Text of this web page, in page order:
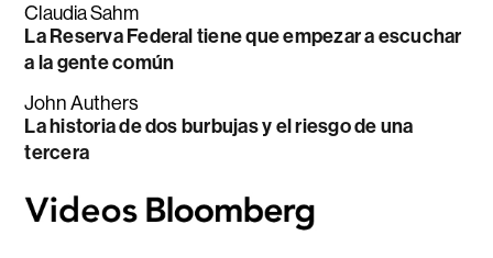
Claudia Sahm
La Reserva Federal tiene que empezar a escuchar
a la gente común
John Authers
La historia de dos burbujas y el riesgo de una
tercera